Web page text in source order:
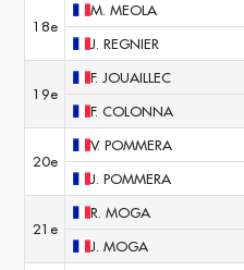
18e
M. MEOLA
J. REGNIER
19e
F. JOUAILLEC
F. COLONNA
20e
V. POMMERA
J. POMMERA
21e
R. MOGA
J. MOGA